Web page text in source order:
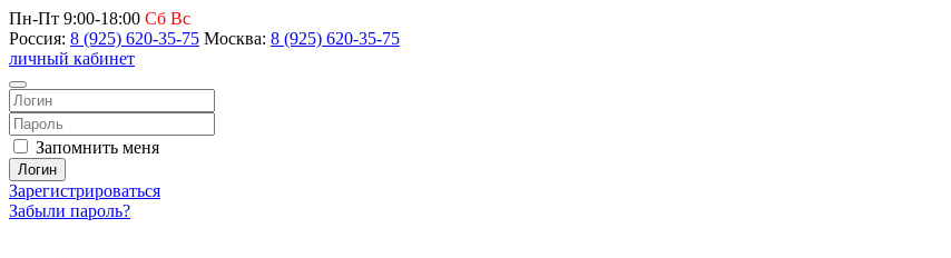
Пн-Пт 9:00-18:00 Сб Вс
Россия: 8 (925) 620-35-75 Москва: 8 (925) 620-35-75
личный кабинет
Запомнить меня
Логин
Зарегистрироваться
Забыли пароль?